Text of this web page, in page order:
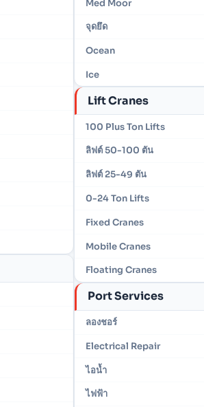
Med Moor
จุดยึด
Ocean
Ice
Lift Cranes
100 Plus Ton Lifts
ลิฟต์ 50-100 ตัน
ลิฟต์ 25-49 ตัน
0-24 Ton Lifts
Fixed Cranes
Mobile Cranes
Floating Cranes
Port Services
ลองชอร์
Electrical Repair
ไอน้ำ
ไฟฟ้า